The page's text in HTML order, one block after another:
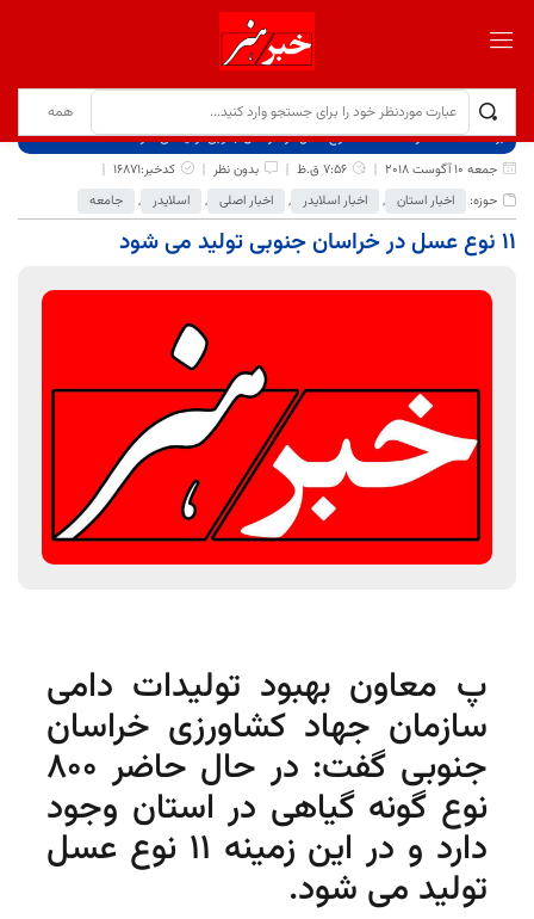
برگ نخست نوشته‌ها
11 نوع عسل در خراسان جنوبی تولید می شود
جمعه 10 آگوست 2018
7:56 ق.ظ بدون نظر
کدخبر:16871
حوزه:
اخبار استان , اخبار اسلایدر , اخبار اصلی , اسلایدر , جامعه
11 نوع عسل در خراسان جنوبی تولید می شود
پ معاون بهبود تولیدات دامی
سازمان جهاد کشاورزی خراسان
جنوبی گفت: در حال حاضر 800
نوع گونه گیاهی در استان وجود
دارد و در این زمینه 11 نوع عسل
تولید می شود.